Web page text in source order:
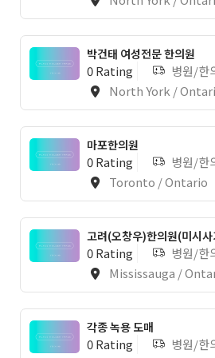
박건태 여성전문 한의원
0 Rating
병원/한
North York /
마포한의원
0 Rating
병원/한
Toronto / Ontario
고려(오창우)한의원(미시
0 Rating
병원/한
Mississauga /
각종 녹용 도매
0 Rating
병원/한